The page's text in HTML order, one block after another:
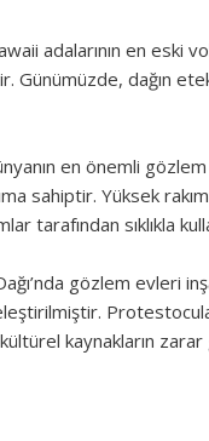
adalarının en eski
Günümüzde, dağın
en önemli
sahiptir. Yüksek
tarafından sıklıkla
gözlem evleri
kaynakların